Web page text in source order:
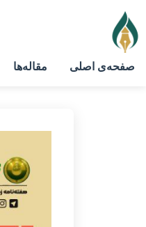
صفحه‌ی اصلی مقاله‌ها